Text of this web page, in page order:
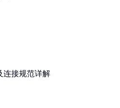
连接规范详解